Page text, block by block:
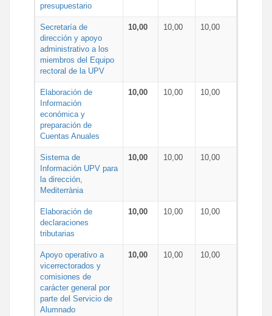
presupuestario
Secretaría de
dirección y apoyo
administrativo a los
miembros del Equipo
rectoral de la UPV
10,00 10,00 10,00
Elaboración de
Información
económica y
preparación de
Cuentas Anuales
10,00 10,00 10,00
Sistema de
Información UPV para
la dirección,
Mediterrània
10,00 10,00 10,00
Elaboración de
declaraciones
tributarias
10,00 10,00 10,00
Apoyo operativo a
vicerrectorados y
comisiones de
carácter general por
parte del Servicio de
Alumnado
10,00 10,00 10,00